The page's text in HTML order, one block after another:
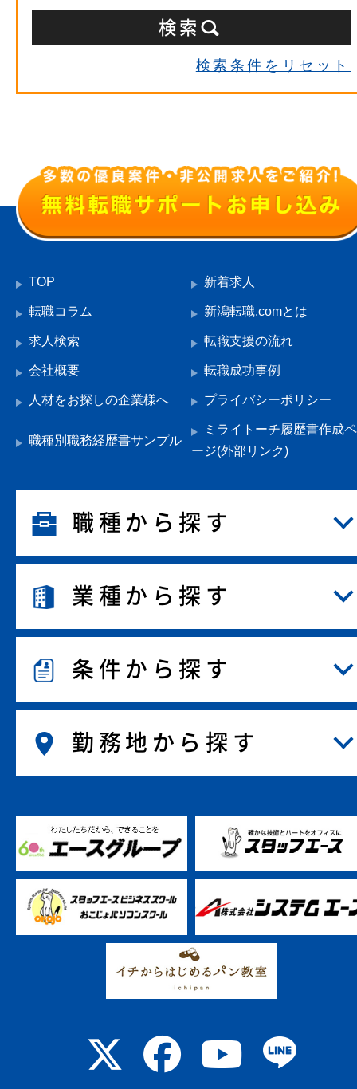
検索条件をリセット
TOP 新着求人
転職コラム 新潟転職.comとは
求人検索 転職支援の流れ
会社概要 転職成功事例
人材をお探しの企業様へ プライバシーポリシー
職種別職務経歴書サンプル
ミライトーチ履歴書作成ペ
ージ(外部リンク)
職種から探す
業種から探す
条件から探す
勤務地から探す